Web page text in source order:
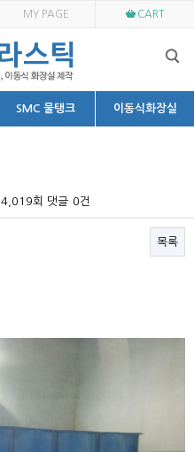
MY PAGE CART
SMC 물탱크 이동식화장실
4,019회 댓글 0건
목록